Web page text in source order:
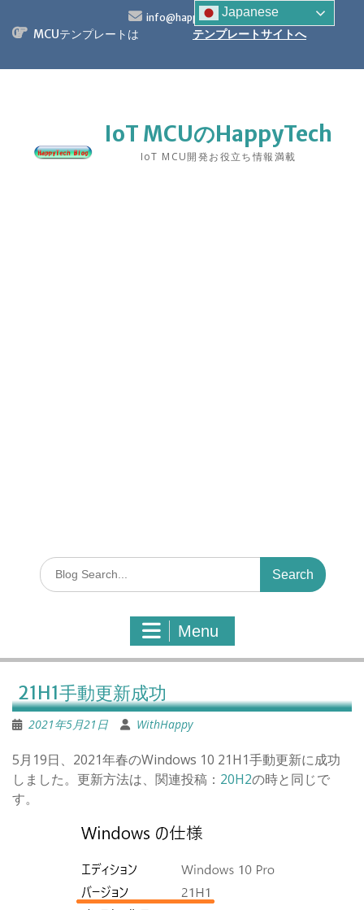
info@happytech.jp
MCUテンプレートは テンプレートサイトへ
IoT MCUのHappyTech
IoT MCU開発お役立ち情報満載
S
e
o
r
:
Menu
21H1手動更新成功
2021年5月21日 WithHappy
5月19日、2021年春のWindows 10 21H1手動更新に成功
しました。更新方法は、関連投稿： 20H2の時と同じで
す。
Japanese